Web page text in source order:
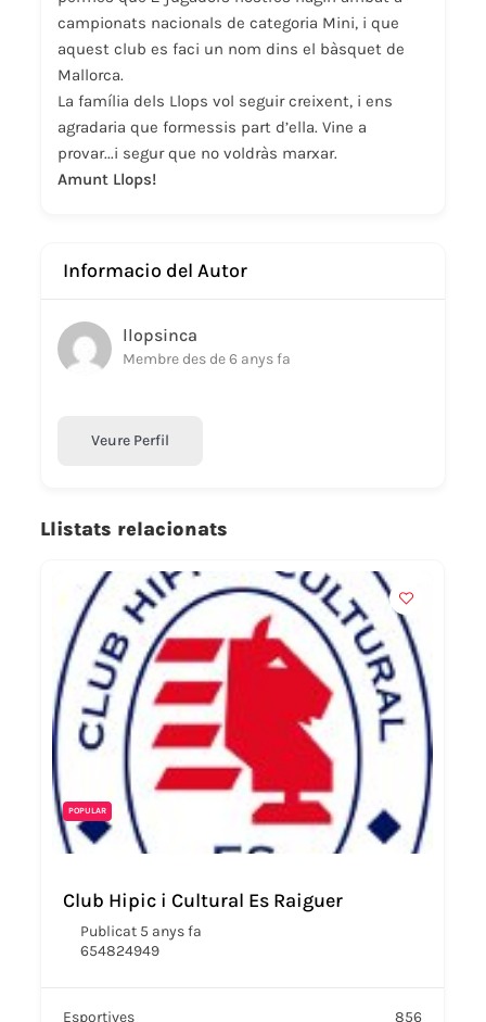
campionats nacionals de categoria Mini, i que
aquest club es faci un nom dins el bàsquet de
Mallorca.
La família dels Llops vol seguir creixent, i ens
agradaria que formessis part d’ella. Vine a
provar...i segur que no voldràs marxar.
Amunt Llops!
Informacio del Autor
llopsinca
Membre des de 6 anys fa
Veure Perfil
Llistats relacionats
POPULAR
Club Hipic i Cultural Es Raiguer
Publicat 5 anys fa
654824949
Esportives 856